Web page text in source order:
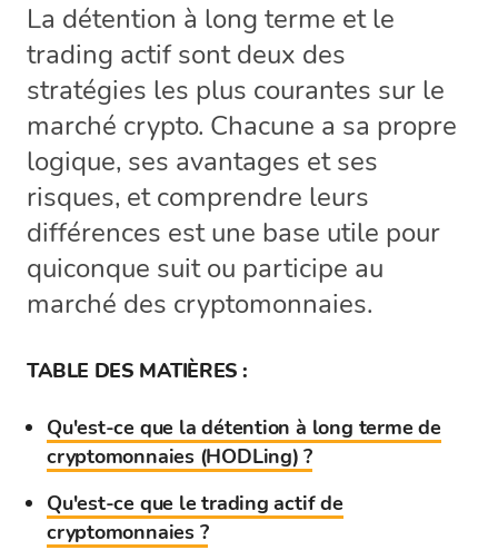
La détention à long terme et le
trading actif sont deux des
stratégies les plus courantes sur le
marché crypto. Chacune a sa propre
logique, ses avantages et ses
risques, et comprendre leurs
différences est une base utile pour
quiconque suit ou participe au
marché des cryptomonnaies.
TABLE DES MATIÈRES :
Qu'est-ce que la détention à long terme de
cryptomonnaies (HODLing) ?
Qu'est-ce que le trading actif de
cryptomonnaies ?